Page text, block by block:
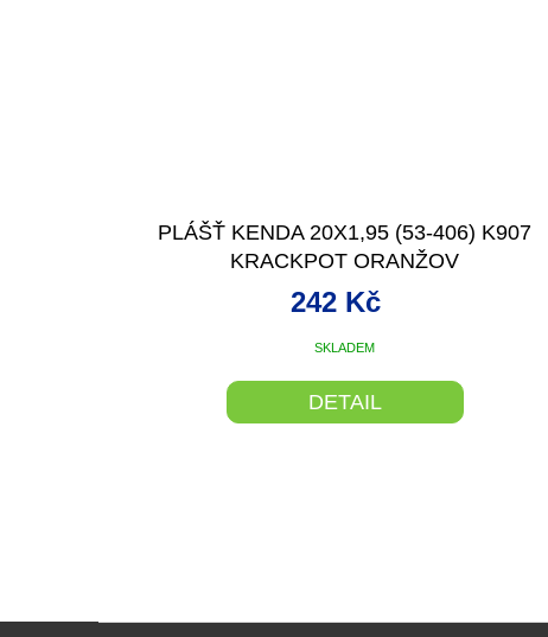
PLÁŠŤ KENDA 20X1,95 (53-406) K907
KRACKPOT ORANŽOV
SKLADEM
242 Kč
DETAIL